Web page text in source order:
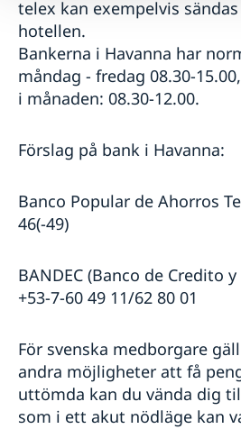
telex kan exempelvis
hotellen.
Bankerna i Havanna har
måndag - fredag 08.30-
i månaden: 08.30-12.00.
Förslag på bank i Havanna:
Banco Popular de Ahorros
46(-49)
BANDEC (Banco de Credito
+53-7-60 49 11/62 80 01
För svenska medborgare
andra möjligheter att få
uttömda kan du vända dig
som i ett akut nödläge kan